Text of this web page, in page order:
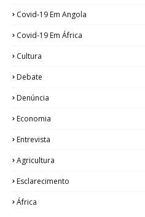
Covid-19 Em Angola
Covid-19 Em África
Cultura
Debate
Denúncia
Economia
Entrevista
Agricultura
Esclarecimento
África